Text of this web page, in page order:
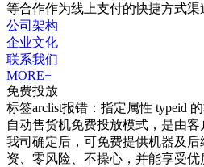
等合作作为线上支付的快捷方式渠
公司架构
企业文化
联系我们
MORE+
免费投放
标签arclist报错：指定属性 typeid
自动售货机免费投放模式，是由客
我司确定后，可免费提供机器及
资、零风险、不操心，并能享受